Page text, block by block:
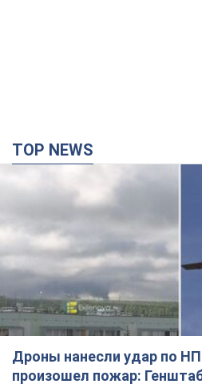
TOP NEWS
Дроны нанесли удар по
произошел пожар: